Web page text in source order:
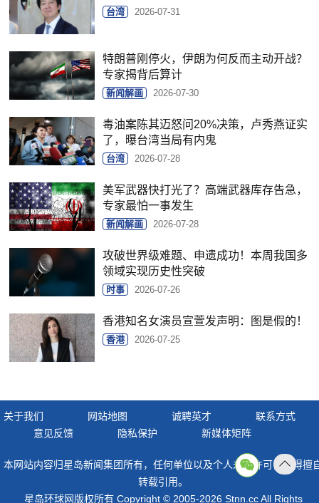
台湾 2026-07-31
特朗普刚停火，伊朗为何反而主动开战？
专家揭背后算计
新闻解画 2026-07-30
毒油案陈其迈怒问20%决策，卢秀燕证实
了，曝台湾当局有内鬼
台湾 2026-07-28
美军武器快打光了？高端武器库存告急，
专家最怕一事发生
新闻解画 2026-07-28
攻破世界级难题、申遗成功！本周我国多
领域实现历史性突破
时事 2026-07-26
香港知名女演员宣萱发声明：图是假的！
香港 2026-07-25
关于我们 网站地图 诚聘英才
联系方式
意见反馈
隐私保护 新媒体矩阵
本网站内容归星岛新闻集团所有，任何单位以及个人未经许可，不得擅
转载引用。
星岛环球网版权所有 Copyright © 2005-2026 Stnn.cc All Rights
顶部